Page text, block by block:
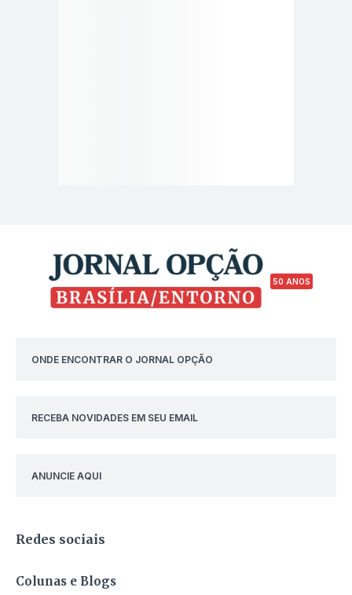
50 ANOS
ONDE ENCONTRAR O JORNAL OPÇÃO
RECEBA NOVIDADES EM SEU EMAIL
ANUNCIE AQUI
Redes sociais
Colunas e Blogs